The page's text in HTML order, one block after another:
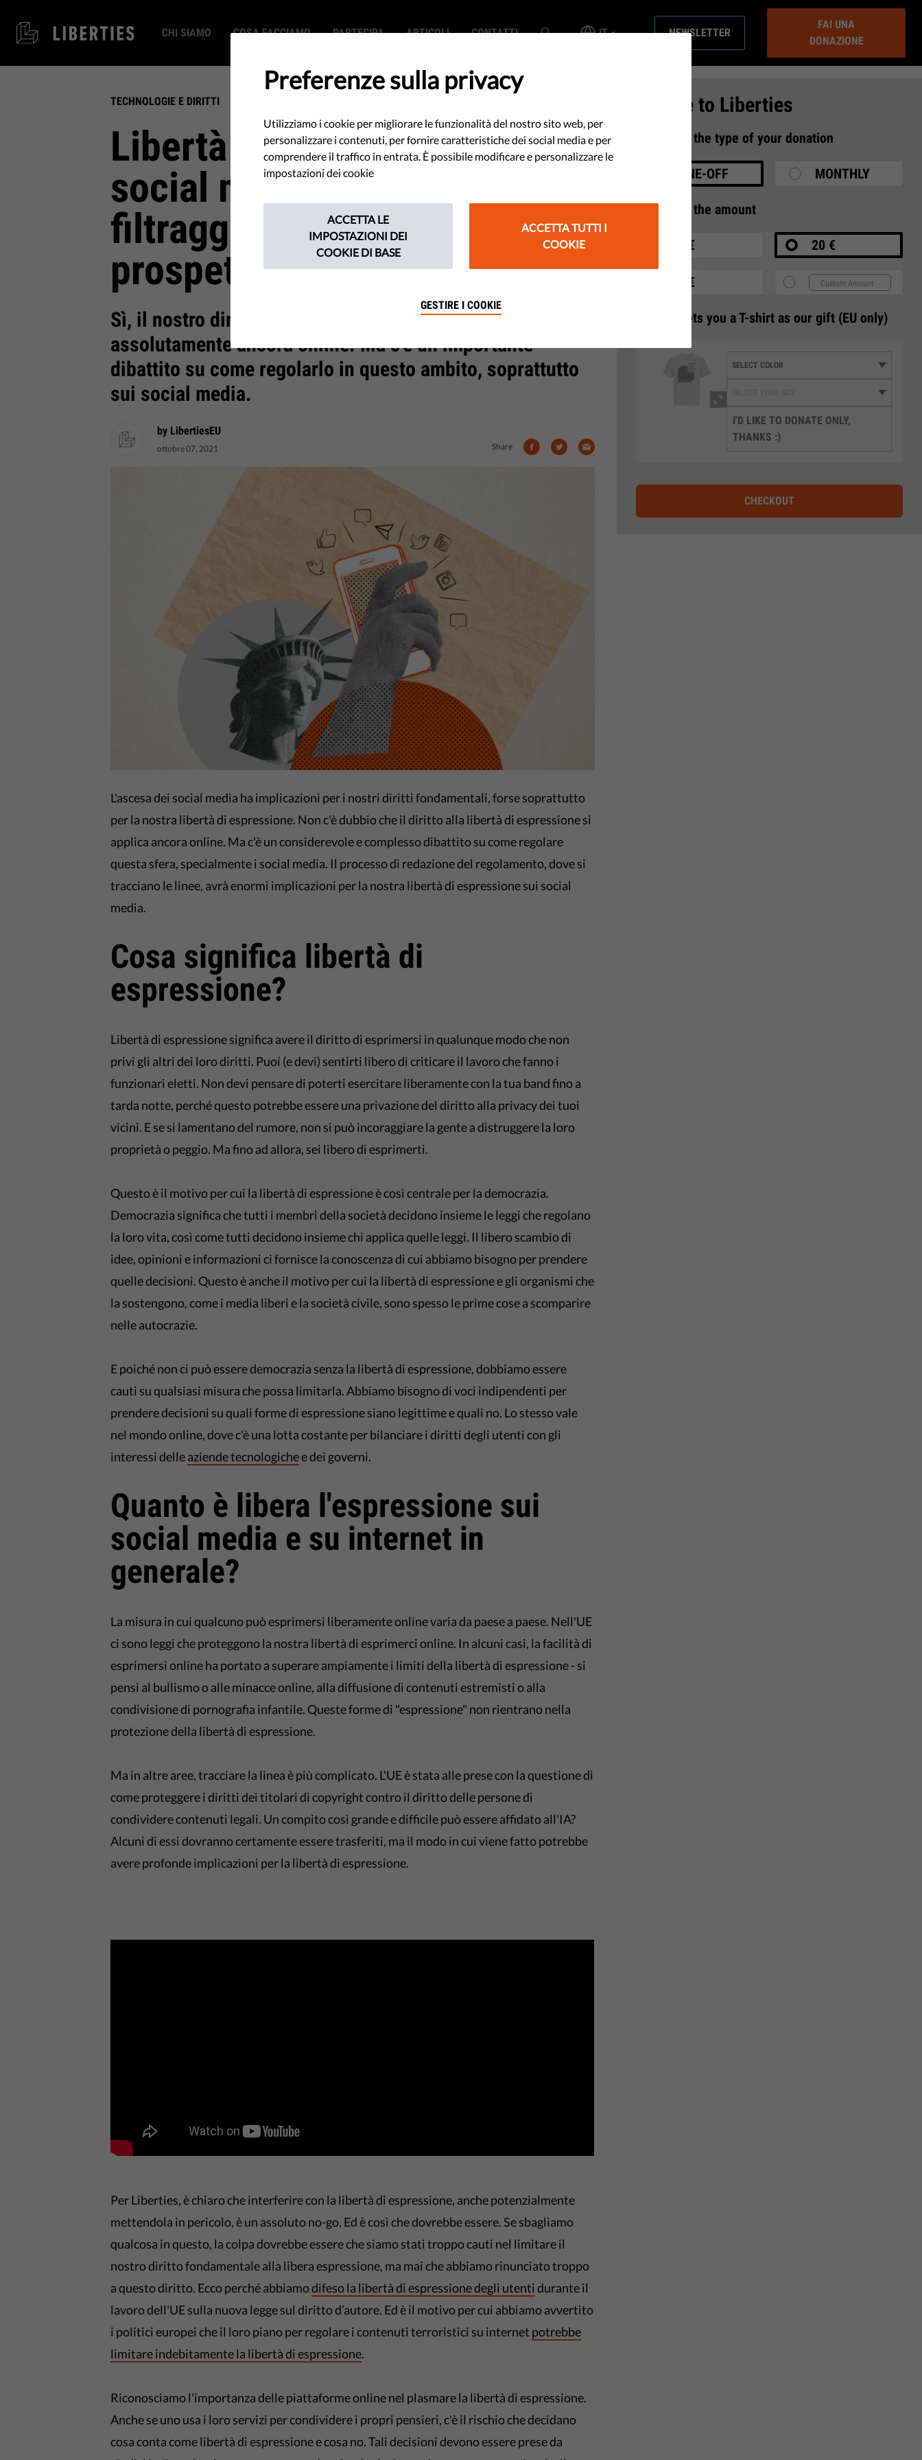
CHI SIAMO COSA FACCIAMO PARTECIPA ARTICOLI CONTATTI IT NEWSLETTER
FAI UNA
DONAZIONE
TECHNOLOGIE E DIRITTI
Libertà di espressione sui
social media: metodi di
filtraggio, diritti e
prospettive future
Sì, il nostro diritto alla libertà di espressione esiste
assolutamente ancora online. Ma c'è un importante
dibattito su come regolarlo in questo ambito, soprattutto
sui social media.
by LibertiesEU
ottobre 07, 2021 Share
L'ascesa dei social media ha implicazioni per i nostri diritti fondamentali, forse soprattutto
per la nostra libertà di espressione. Non c'è dubbio che il diritto alla libertà di espressione si
applica ancora online. Ma c'è un considerevole e complesso dibattito su come regolare
questa sfera, specialmente i social media. Il processo di redazione del regolamento, dove si
tracciano le linee, avrà enormi implicazioni per la nostra libertà di espressione sui social
media.
Cosa significa libertà di
espressione?
Libertà di espressione significa avere il diritto di esprimersi in qualunque modo che non
privi gli altri dei loro diritti. Puoi (e devi) sentirti libero di criticare il lavoro che fanno i
funzionari eletti. Non devi pensare di poterti esercitare liberamente con la tua band fino a
tarda notte, perché questo potrebbe essere una privazione del diritto alla privacy dei tuoi
vicini. E se si lamentano del rumore, non si può incoraggiare la gente a distruggere la loro
proprietà o peggio. Ma fino ad allora, sei libero di esprimerti.
Questo è il motivo per cui la libertà di espressione è così centrale per la democrazia.
Democrazia significa che tutti i membri della società decidono insieme le leggi che regolano
la loro vita, così come tutti decidono insieme chi applica quelle leggi. Il libero scambio di
idee, opinioni e informazioni ci fornisce la conoscenza di cui abbiamo bisogno per prendere
quelle decisioni. Questo è anche il motivo per cui la libertà di espressione e gli organismi che
la sostengono, come i media liberi e la società civile, sono spesso le prime cose a scomparire
nelle autocrazie.
E poiché non ci può essere democrazia senza la libertà di espressione, dobbiamo essere
cauti su qualsiasi misura che possa limitarla. Abbiamo bisogno di voci indipendenti per
prendere decisioni su quali forme di espressione siano legittime e quali no. Lo stesso vale
nel mondo online, dove c'è una lotta costante per bilanciare i diritti degli utenti con gli
interessi delleaziende tecnologichee dei governi.
Quanto è libera l'espressione sui
social media e su internet in
generale?
La misura in cui qualcuno può esprimersi liberamente online varia da paese a paese. Nell'UE
ci sono leggi che proteggono la nostra libertà di esprimerci online. In alcuni casi, la facilità di
esprimersi online ha portato a superare ampiamente i limiti della libertà di espressione - si
pensi al bullismo o alle minacce online, alla diffusione di contenuti estremisti o alla
condivisione di pornografia infantile. Queste forme di "espressione" non rientrano nella
protezione della libertà di espressione.
Ma in altre aree, tracciare la linea è più complicato. L'UE è stata alle prese con la questione di
come proteggere i diritti dei titolari di copyright contro il diritto delle persone di
condividere contenuti legali. Un compito così grande e difficile può essere affidato all'IA?
Alcuni di essi dovranno certamente essere trasferiti, ma il modo in cui viene fatto potrebbe
avere profonde implicazioni per la libertà di espressione.
Per Liberties, è chiaro che interferire con la libertà di espressione, anche potenzialmente
mettendola in pericolo, è un assoluto no-go. Ed è così che dovrebbe essere. Se sbagliamo
qualcosa in questo, la colpa dovrebbe essere che siamo stati troppo cauti nel limitare il
nostro diritto fondamentale alla libera espressione, ma mai che abbiamo rinunciato troppo
a questo diritto. Ecco perché abbiamodifeso la libertà di espressione degli utentidurante il
lavoro dell'UE sulla nuova legge sul diritto d’autore. Ed è il motivo per cui abbiamo avvertito
i politici europei che il loro piano per regolare i contenuti terroristici su internet potrebbe
limitare indebitamente la libertà di espressione.
Riconosciamo l'importanza delle piattaforme online nel plasmare la libertà di espressione.
Anche se uno usa i loro servizi per condividere i propri pensieri, c'è il rischio che decidano
cosa conta come libertà di espressione e cosa no. Tali decisioni devono essere prese da
Donate to Liberties
Select the type of your donation
ONE-OFF MONTHLY
2 Select the amount
10 € 20 €
35 €
€50 gets you a T-shirt as our gift (EU only)
I'D LIKE TO DONATE ONLY,
THANKS :)
CHECKOUT
Preferenze sulla privacy
Utilizziamo i cookie per migliorare le funzionalità del nostro sito web, per
personalizzare i contenuti, per fornire caratteristiche dei social media e per
comprendere il traffico in entrata. È possibile modificare e personalizzare le
impostazioni dei cookie
ACCETTA LE
IMPOSTAZIONI DEI
COOKIE DI BASE
ACCETTA TUTTI I
COOKIE
GESTIRE I COOKIE